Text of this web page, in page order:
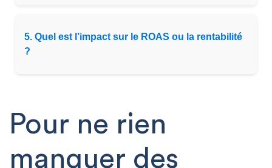
5. Quel est l’impact sur le ROAS ou la rentabilité
?
Pour ne rien
manquer des